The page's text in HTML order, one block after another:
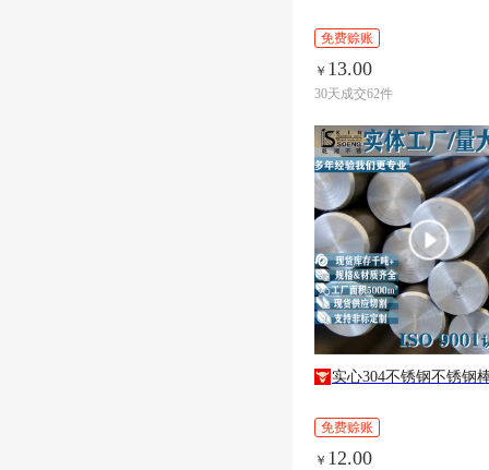
免费赊账
￥ 13.00
30天成交62件
实心304不锈钢不锈钢
免费赊账
￥ 12.00